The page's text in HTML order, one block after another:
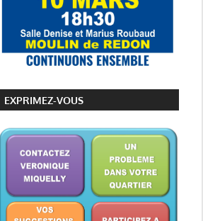
EXPRIMEZ-VOUS